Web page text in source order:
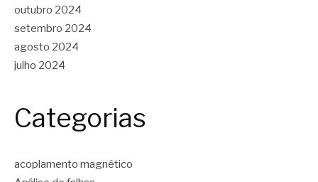
outubro 2024
setembro 2024
agosto 2024
julho 2024
Categorias
acoplamento magnético